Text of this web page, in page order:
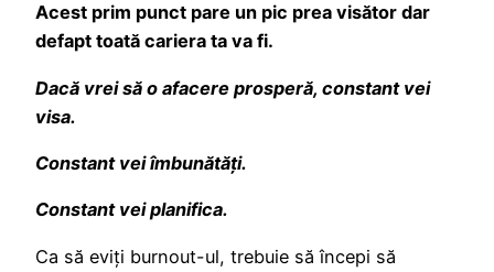
Acest prim punct pare un pic prea visător dar
defapt toată cariera ta va fi.
Dacă vrei să o afacere prosperă, constant vei
visa.
Constant vei îmbunătăți.
Constant vei planifica.
Ca să eviți burnout-ul, trebuie să începi să